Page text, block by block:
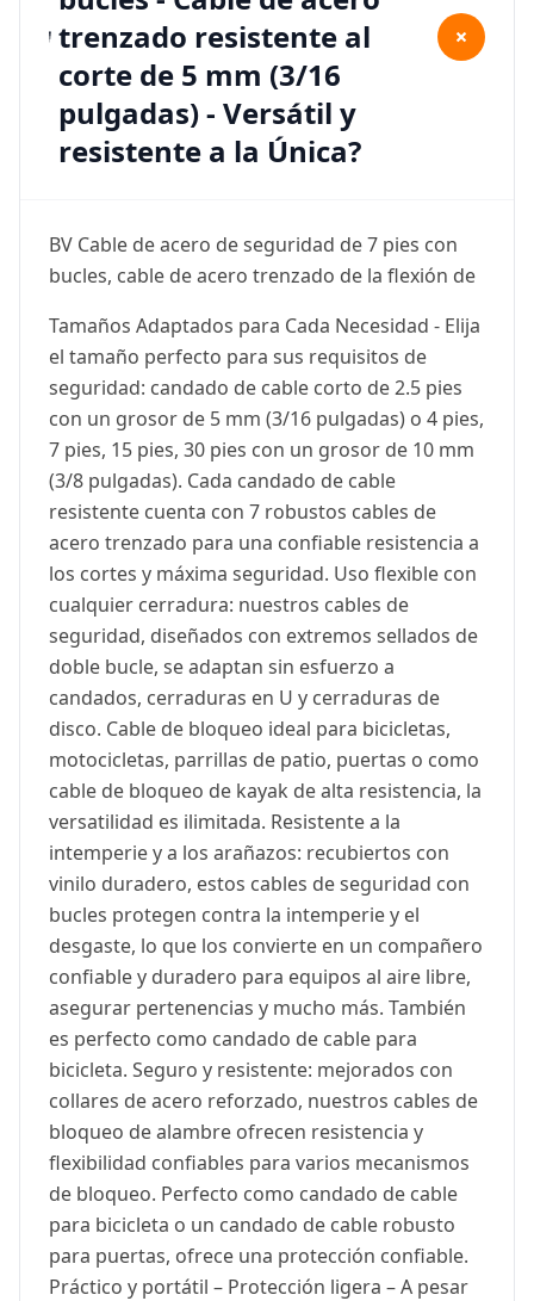
trenzado resistente al
corte de 5 mm (3/16
pulgadas) - Versátil y
resistente a la Única?
+
BV Cable de acero de seguridad de 7 pies con
bucles, cable de acero trenzado de la flexión de
Tamaños Adaptados para Cada Necesidad - Elija
el tamaño perfecto para sus requisitos de
seguridad: candado de cable corto de 2.5 pies
con un grosor de 5 mm (3/16 pulgadas) o 4 pies,
7 pies, 15 pies, 30 pies con un grosor de 10 mm
(3/8 pulgadas). Cada candado de cable
resistente cuenta con 7 robustos cables de
acero trenzado para una confiable resistencia a
los cortes y máxima seguridad. Uso flexible con
cualquier cerradura: nuestros cables de
seguridad, diseñados con extremos sellados de
doble bucle, se adaptan sin esfuerzo a
candados, cerraduras en U y cerraduras de
disco. Cable de bloqueo ideal para bicicletas,
motocicletas, parrillas de patio, puertas o como
cable de bloqueo de kayak de alta resistencia, la
versatilidad es ilimitada. Resistente a la
intemperie y a los arañazos: recubiertos con
vinilo duradero, estos cables de seguridad con
bucles protegen contra la intemperie y el
desgaste, lo que los convierte en un compañero
confiable y duradero para equipos al aire libre,
asegurar pertenencias y mucho más. También
es perfecto como candado de cable para
bicicleta. Seguro y resistente: mejorados con
collares de acero reforzado, nuestros cables de
bloqueo de alambre ofrecen resistencia y
flexibilidad confiables para varios mecanismos
de bloqueo. Perfecto como candado de cable
para bicicleta o un candado de cable robusto
para puertas, ofrece una protección confiable.
Práctico y portátil – Protección ligera – A pesar